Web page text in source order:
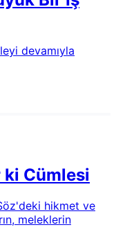
devamıyla
Cümlesi
hikmet ve
meleklerin